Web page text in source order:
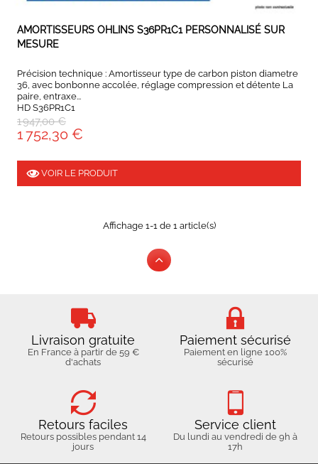
EXPEDIÉ SOUS 5 À 10 JOURS
AMORTISSEURS OHLINS S36PR1C1 PERSONNALISÉ SUR
MESURE
Précision technique : Amortisseur type de carbon piston diametre
36, avec bonbonne accolée, réglage compression et détente La
paire, entraxe...
HD S36PR1C1
1 947,00 €
1 752,30 €
VOIR LE PRODUIT
Affichage 1-1 de 1 article(s)
Livraison gratuite
En France à partir de 59 €
d'achats
Paiement sécurisé
Paiement en ligne 100%
sécurisé
Retours faciles
Retours possibles pendant 14
jours
Service client
Du lundi au vendredi de 9h à
17h